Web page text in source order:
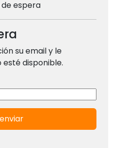
de espera
su email y le
disponible.
enviar